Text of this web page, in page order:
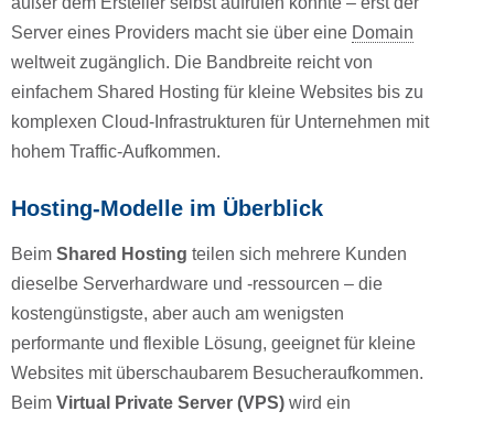
Server eines Providers macht sie über eine Domain
weltweit zugänglich. Die Bandbreite reicht von
einfachem Shared Hosting für kleine Websites bis zu
komplexen Cloud-Infrastrukturen für Unternehmen mit
hohem Traffic-Aufkommen.
Hosting-Modelle im Überblick
Beim Shared Hosting teilen sich mehrere Kunden
dieselbe Serverhardware und -ressourcen – die
kostengünstigste, aber auch am wenigsten
performante und flexible Lösung, geeignet für kleine
Websites mit überschaubarem Besucheraufkommen.
Beim Virtual Private Server (VPS) wird ein